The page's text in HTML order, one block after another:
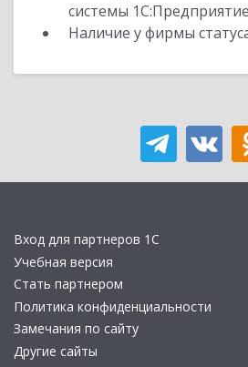
системы
Наличие у фирмы
Вход для партнеров 1С
Учебная версия
Стать партнером
Политика конфиденциальности
Замечания по сайту
Другие сайты